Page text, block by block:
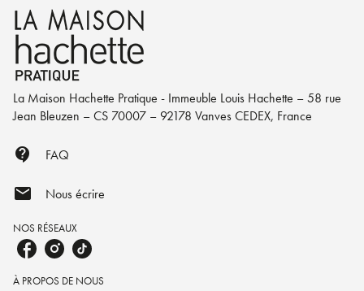
La Maison Hachette Pratique - Immeuble Louis Hachette – 58 rue
Jean Bleuzen – CS 70007 – 92178 Vanves CEDEX, France
contact_support FAQ
mail Nous écrire
NOS RÉSEAUX
À PROPOS DE NOUS